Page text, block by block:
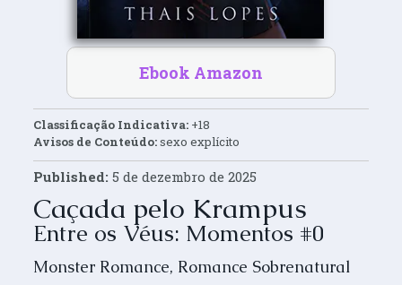
Ebook Amazon
Classificação Indicativa:+18
Avisos de Conteúdo:sexo explícito
Published: 5 de dezembro de 2025
Caçada pelo Krampus
Entre os Véus: Momentos #0
Monster Romance, Romance Sobrenatural